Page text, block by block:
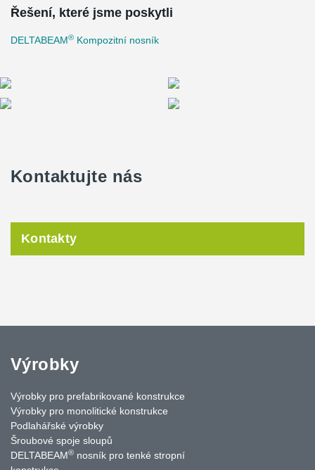
Řešení, které jsme poskytli
DELTABEAM® Kompozitní nosník
Kontaktujte nás
Kontakty
Výrobky
Výrobky pro prefabrikované konstrukce
Výrobky pro monolitické konstrukce
Podlahářské výrobky
Šroubové spoje sloupů
DELTABEAM® nosník pro tenké stropní